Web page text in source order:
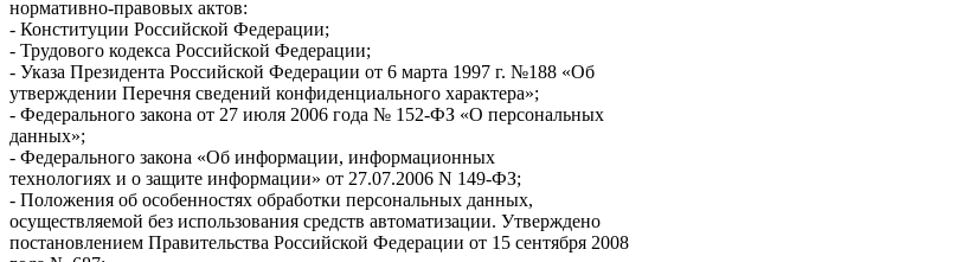
нормативно-правовых актов:
- Конституции Российской Федерации;
- Трудового кодекса Российской Федерации;
- Указа Президента Российской Федерации от 6 марта 1997 г. №188 «Об
утверждении Перечня сведений конфиденциального характера»;
- Федерального закона от 27 июля 2006 года № 152-ФЗ «О персональных
данных»;
- Федерального закона «Об информации, информационных
технологиях и о защите информации» от 27.07.2006 N 149-ФЗ;
- Положения об особенностях обработки персональных данных,
осуществляемой без использования средств автоматизации. Утверждено
постановлением Правительства Российской Федерации от 15 сентября 2008